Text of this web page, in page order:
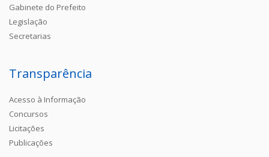
Gabinete do Prefeito
Legislação
Secretarias
Transparência
Acesso à Informação
Concursos
Licitações
Publicações